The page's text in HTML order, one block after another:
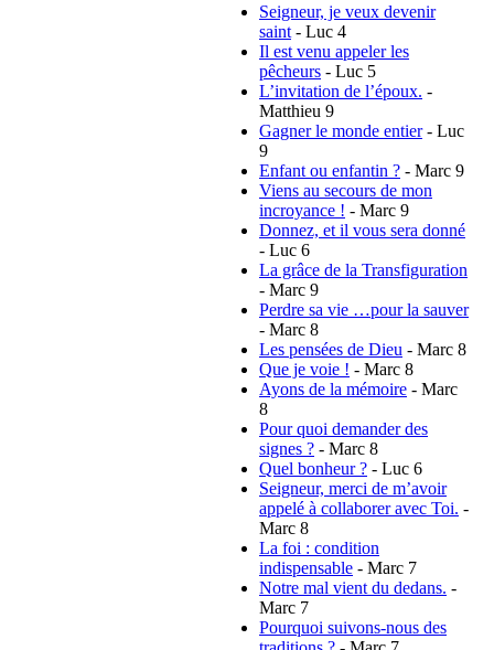
Seigneur, je veux devenir
saint - Luc 4
Il est venu appeler les
pêcheurs - Luc 5
L’invitation de l’époux. -
Matthieu 9
Gagner le monde entier- Luc
9
Enfant ou enfantin ? - Marc 9
Viens au secours de mon
incroyance ! - Marc 9
Donnez, et il vous sera donné
- Luc 6
La grâce de la Transfiguration
- Marc 9
Perdre sa vie …pour la sauver
- Marc 8
Les pensées de Dieu - Marc 8
Que je voie ! - Marc 8
Ayons de la mémoire - Marc
8
Pour quoi demander des
signes ? - Marc 8
Quel bonheur ? - Luc 6
Seigneur, merci de m’avoir
appelé à collaborer avec Toi. -
Marc 8
La foi : condition
indispensable - Marc 7
Notre mal vient du dedans. -
Marc 7
Pourquoi suivons-nous des